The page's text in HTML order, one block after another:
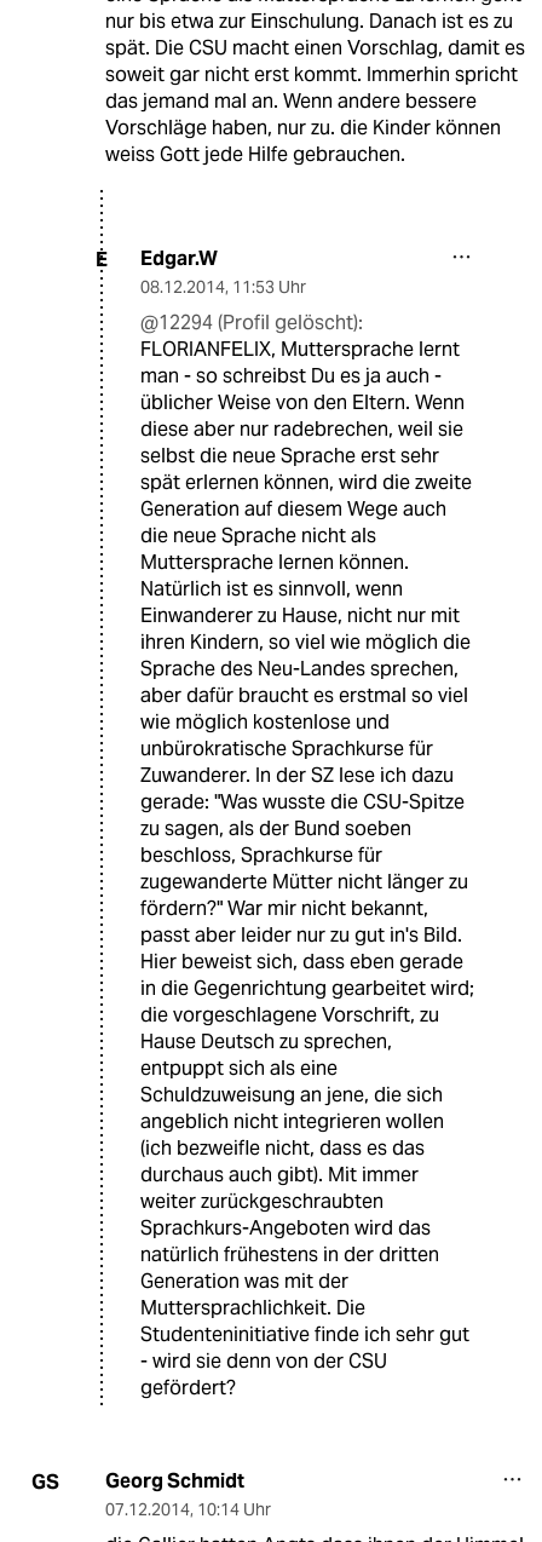
nur bis etwa zur Einschulung. Danach ist es zu
spät. Die CSU macht einen Vorschlag, damit es
soweit gar nicht erst kommt. Immerhin spricht
das jemand mal an. Wenn andere bessere
Vorschläge haben, nur zu. die Kinder können
weiss Gott jede Hilfe gebrauchen.
E Edgar.W
08.12.2014, 11:53 Uhr
@12294 (Profil gelöscht):
FLORIANFELIX, Muttersprache lernt
man - so schreibst Du es ja auch -
üblicher Weise von den Eltern. Wenn
diese aber nur radebrechen, weil sie
selbst die neue Sprache erst sehr
spät erlernen können, wird die zweite
Generation auf diesem Wege auch
die neue Sprache nicht als
Muttersprache lernen können.
Natürlich ist es sinnvoll, wenn
Einwanderer zu Hause, nicht nur mit
ihren Kindern, so viel wie möglich die
Sprache des Neu-Landes sprechen,
aber dafür braucht es erstmal so viel
wie möglich kostenlose und
unbürokratische Sprachkurse für
Zuwanderer. In der SZ lese ich dazu
gerade: "Was wusste die CSU-Spitze
zu sagen, als der Bund soeben
beschloss, Sprachkurse für
zugewanderte Mütter nicht länger zu
fördern?" War mir nicht bekannt,
passt aber leider nur zu gut in's Bild.
Hier beweist sich, dass eben gerade
in die Gegenrichtung gearbeitet wird;
die vorgeschlagene Vorschrift, zu
Hause Deutsch zu sprechen,
entpuppt sich als eine
Schuldzuweisung an jene, die sich
angeblich nicht integrieren wollen
(ich bezweifle nicht, dass es das
durchaus auch gibt). Mit immer
weiter zurückgeschraubten
Sprachkurs-Angeboten wird das
natürlich frühestens in der dritten
Generation was mit der
Muttersprachlichkeit. Die
Studenteninitiative finde ich sehr gut
- wird sie denn von der CSU
gefördert?
GS Georg Schmidt
07.12.2014, 10:14 Uhr